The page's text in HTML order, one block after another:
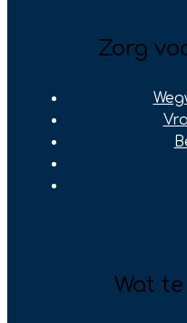
Zorg
Wat